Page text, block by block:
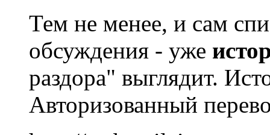
Тем не менее, и сам
обсуждения - уже
раздора" выглядит.
Авторизованный